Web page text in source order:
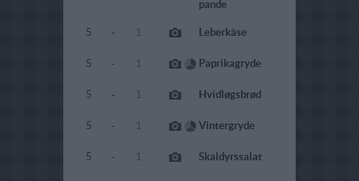
pande
5 - 1 Leberkäse
5 - 1 Paprikagryde
5 - 1 Hvidløgsbrød
5 - 1 Vintergryde
5 - 1 Skaldyrssalat